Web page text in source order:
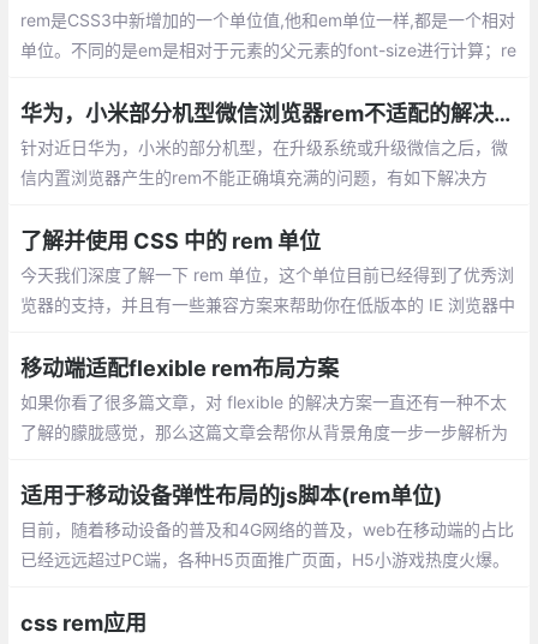
rem是CSS3中新增加的一个单位值,他和em单位一样,都是一个相对
单位。不同的是em是相对于元素的父元素的font-size进行计算；re
是一个相对大小的值，它是相对于根元素 <html>。
华为，小米部分机型微信浏览器rem不适配的解决方案
针对近日华为，小米的部分机型，在升级系统或升级微信之后，微
信内置浏览器产生的rem不能正确填充满的问题，有如下解决方
了解并使用 CSS 中的 rem 单位
今天我们深度了解一下 rem 单位，这个单位目前已经得到了优秀浏
览器的支持，并且有一些兼容方案来帮助你在低版本的 IE 浏览器中
移动端适配flexible rem布局方案
如果你看了很多篇文章，对 flexible 的解决方案一直还有一种不太
了解的朦胧感觉，那么这篇文章会帮你从背景角度一步一步解析为
适用于移动设备弹性布局的js脚本(rem单位)
目前，随着移动设备的普及和4G网络的普及，web在移动端的占比
已经远远超过PC端，各种H5页面推广页面，H5小游戏热度火爆。
师和用户了
css rem应用